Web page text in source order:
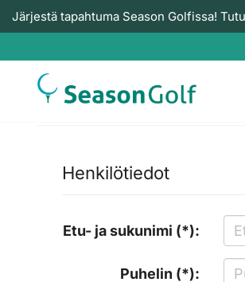
Järjestä tapahtuma Season Golfissa!
Henkilötiedot
Etu- ja sukunimi (*):
Puhelin (*):